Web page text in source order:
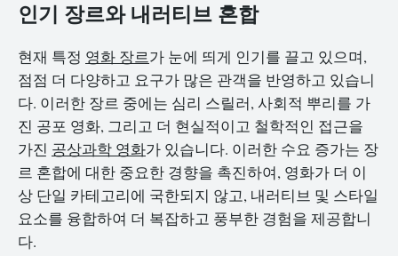
인기 장르와 내러티브 혼합
현재 특정 영화 장르가 눈에 띄게 인기를 끌고 있으며,
점점 더 다양하고 요구가 많은 관객을 반영하고 있습니
다. 이러한 장르 중에는 심리 스릴러, 사회적 뿌리를 가
진 공포 영화, 그리고 더 현실적이고 철학적인 접근을
가진 공상과학 영화가 있습니다. 이러한 수요 증가는 장
르 혼합에 대한 중요한 경향을 촉진하여, 영화가 더 이
상 단일 카테고리에 국한되지 않고, 내러티브 및 스타일
요소를 융합하여 더 복잡하고 풍부한 경험을 제공합니
다.